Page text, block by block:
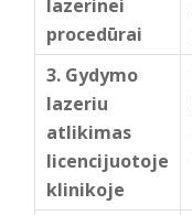
lazerinei
procedūrai
3. Gydymo
lazeriu
atlikimas
licencijuotoje
klinikoje